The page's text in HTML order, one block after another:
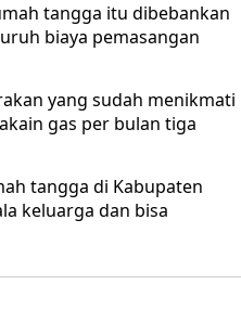
tangga itu dibebankan
biaya pemasangan
yang sudah menikmati
gas per bulan tiga
tangga di Kabupaten
keluarga dan bisa